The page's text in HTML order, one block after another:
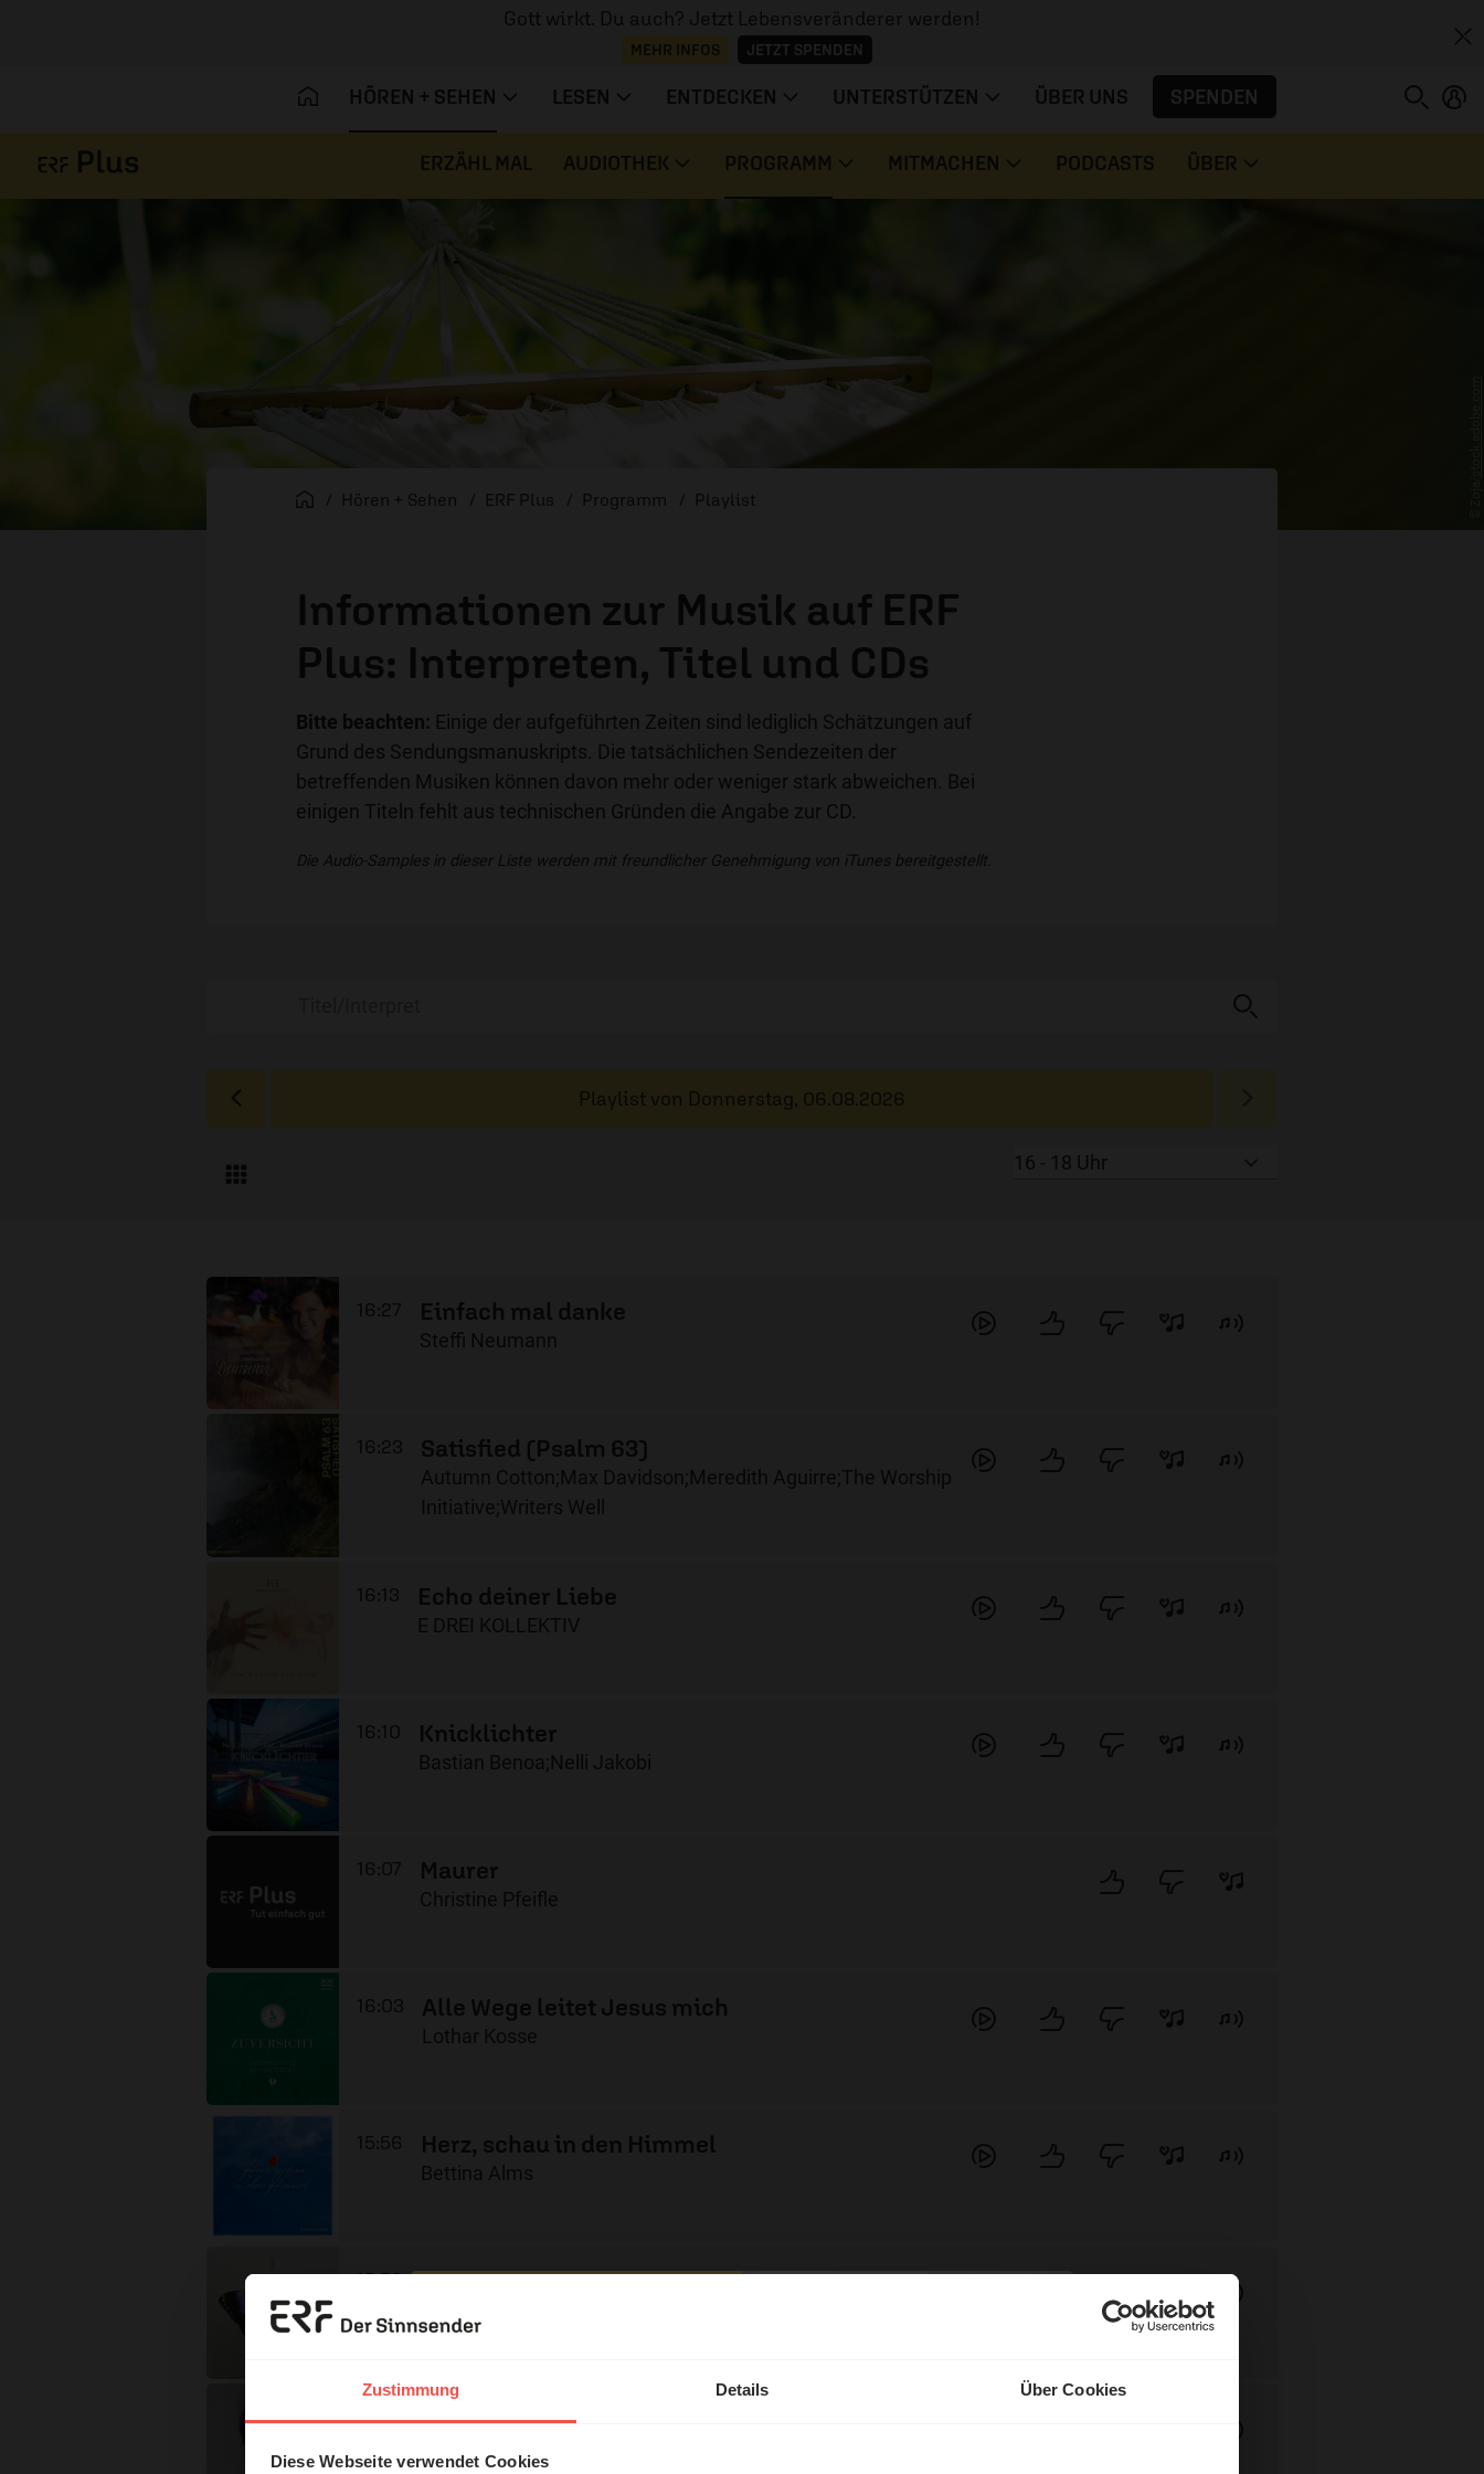
Zustimmung Details Über Cookies
Diese Webseite verwendet Cookies
Gott wirkt. Du auch? Jetzt Lebensveränderer werden!
MEHR INFOS JETZT SPENDEN
HÖREN + SEHEN LESEN ENTDECKEN UNTERSTÜTZEN ÜBER UNS SPENDEN
ERZÄHL MAL AUDIOTHEK PROGRAMM MITMACHEN PODCASTS ÜBER
Startseite
Hören + Sehen ERF Plus Programm Playlist
Informationen zur Musik auf ERF
Plus: Interpreten, Titel und CDs
Bitte beachten: Einige der aufgeführten Zeiten sind lediglich Schätzungen auf
Grund des Sendungsmanuskripts. Die tatsächlichen Sendezeiten der
betreffenden Musiken können davon mehr oder weniger stark abweichen. Bei
einigen Titeln fehlt aus technischen Gründen die Angabe zur CD.
Die Audio-Samples in dieser Liste werden mit freundlicher Genehmigung von iTunes bereitgestellt.
Playlist von Donnerstag, 06.08.2026
16:27 Einfach mal danke
Steffi Neumann
16:23 Satisfied (Psalm 63)
Autumn Cotton;Max Davidson;Meredith Aguirre;The Worship
Initiative;Writers Well
16:13 Echo deiner Liebe
E DREI KOLLEKTIV
16:10 Knicklichter
Bastian Benoa;Nelli Jakobi
16:07 Maurer
Christine Pfeifle
16:03 Alle Wege leitet Jesus mich
Lothar Kosse
15:56 Herz, schau in den Himmel
Bettina Alms
15:53 Bis wir die Liebe sehn
15:49 Dein Wort
Erzähl mal!
Das erleben unsere Hörerinnen
und Hörer mit Gott ...